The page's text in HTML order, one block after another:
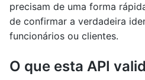
precisam de uma forma
de confirmar a verdadeira
funcionários ou clientes.
O que esta API